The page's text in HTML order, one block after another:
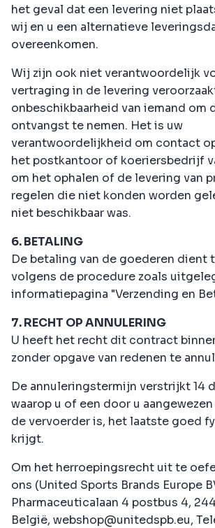
het geval dat een levering niet
wij en u een alternatieve
overeenkomen.
Wij zijn ook niet verantwoordelijk
vertraging in de levering
onbeschikbaarheid van iemand om
ontvangst te nemen. Het is uw
verantwoordelijkheid om contact
het postkantoor of koeriersbedrijf
om het ophalen of de levering van
regelen die niet konden worden
niet beschikbaar was.
6. BETALING
De betaling van de goederen dient
volgens de procedure zoals
informatiepagina "Verzending en
7. RECHT OP ANNULERING
U heeft het recht dit contract
zonder opgave van redenen te
De annuleringstermijn verstrijkt 14
waarop u of een door u
de vervoerder is, het laatste goed
krijgt.
Om het herroepingsrecht uit te
ons (United Sports Brands Europe
Pharmaceuticalaan 4 postbus 4,
België, webshop@unitedspb.eu,